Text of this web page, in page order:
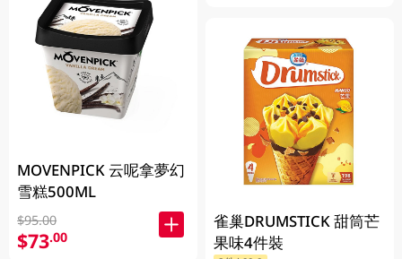
MOVENPICK 云呢拿夢幻
雪糕500ML
$95.00
$73.00
雀巢DRUMSTICK 甜筒芒
果味4件裝